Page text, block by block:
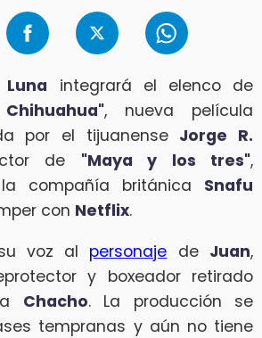
integrará el elenco de
, nueva película
por el tijuanense Jorge R.
de "Maya y los tres",
compañía británica Snafu
con Netflix.
voz al personaje de Juan,
y boxeador retirado
Chacho. La producción se
tempranas y aún no tiene